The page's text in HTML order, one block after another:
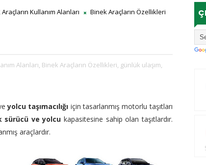
Kullanım Alanları
Binek Araçların Özellikleri
Alanları, Binek Araçların Özellikleri, günlük ulaşım,
yolcu taşımacılığı için tasarlanmış motorlu taşıtları
sürücü ve yolcu kapasitesine sahip olan taşıtlardır.
araçlardır.